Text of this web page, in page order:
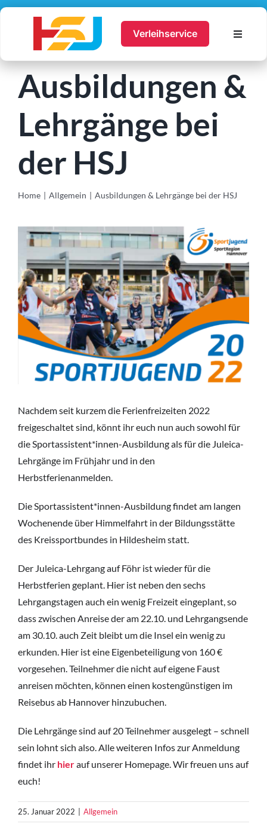
Zum
Verleihservice
Toggle
Ferienfreizeiten
Jugendtreff
Service
Hier Bewerben
nach:
Account
Ausbildungen &
Lehrgänge bei
der HSJ
Home Allgemein Ausbildungen & Lehrgänge bei der HSJ
Zeige
grösseres
Bild
Nachdem seit kurzem die Ferienfreizeiten 2022
freigeschaltet sind, könnt ihr euch nun auch sowohl für
die Sportassistent*innen-Ausbildung als für die Juleica-
Lehrgänge im Frühjahr und in den
Herbstferienanmelden.
Die Sportassistent*innen-Ausbildung findet am langen
Wochenende über Himmelfahrt in der Bildungsstätte
des Kreissportbundes in Hildesheim statt.
Der Juleica-Lehrgang auf Föhr ist wieder für die
Herbstferien geplant. Hier ist neben den sechs
Lehrgangstagen auch ein wenig Freizeit eingeplant, so
dass zwischen Anreise der am 22.10. und Lehrgangsende
am 30.10. auch Zeit bleibt um die Insel ein wenig zu
erkunden. Hier ist eine Eigenbeteiligung von 160 €
vorgesehen. Teilnehmer die nicht auf eigene Faust
anreisen möchten, können einen kostengünstigen im
Reisebus ab Hannover hinzubuchen.
Die Lehrgänge sind auf 20 Teilnehmer ausgelegt – schnell
sein lohnt sich also. Alle weiteren Infos zur Anmeldung
findet ihr hierauf unserer Homepage. Wir freuen uns auf
euch!
25. Januar 2022 Allgemein